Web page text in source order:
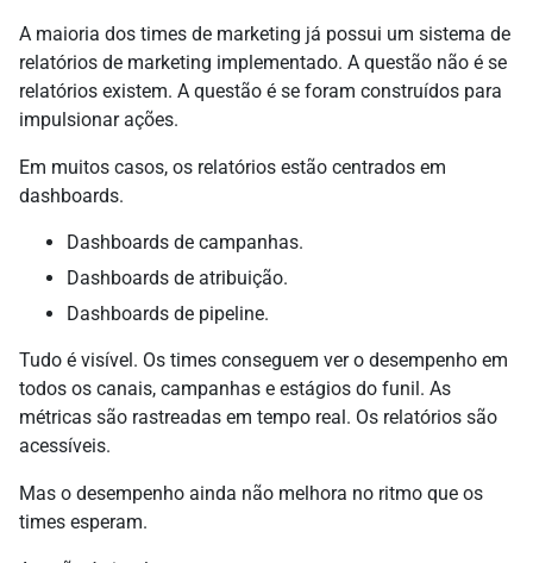
A maioria dos times de marketing já possui um sistema de
relatórios de marketing implementado. A questão não é se
relatórios existem. A questão é se foram construídos para
impulsionar ações.
Em muitos casos, os relatórios estão centrados em
dashboards.
Dashboards de campanhas.
Dashboards de atribuição.
Dashboards de pipeline.
Tudo é visível. Os times conseguem ver o desempenho em
todos os canais, campanhas e estágios do funil. As
métricas são rastreadas em tempo real. Os relatórios são
acessíveis.
Mas o desempenho ainda não melhora no ritmo que os
times esperam.